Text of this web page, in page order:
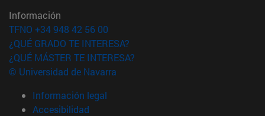
Información
TFNO +34 948 42 56 00
¿QUÉ GRADO TE INTERESA?
¿QUÉ MÁSTER TE INTERESA?
© Universidad de Navarra
Información legal
Accesibilidad